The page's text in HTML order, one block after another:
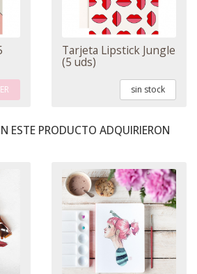
Tarjeta Lipstick Jungle
(5 uds)
sin stock
ESTE PRODUCTO ADQUIRIERON